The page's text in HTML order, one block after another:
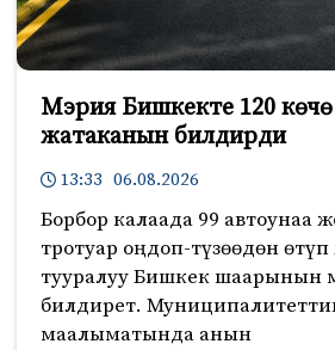
Мэрия Бишкекте 120
жатаканын билдирди
13:33 06.08.2026
Борбор калаада 99 автоунаа
тротуар оңдоп-түзөөдөн
тууралуу Бишкек шаарынын
билдирет.
маалыматында анын